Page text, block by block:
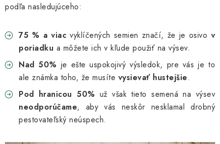
podľa nasledujúceho:
75 % a viac vyklíčených semien značí, že je osivo v
poriadku a môžete ich v kľude použiť na výsev.
Nad 50% je ešte uspokojivý výsledok, pre vás je to
ale známka toho, že musíte vysievať hustejšie.
Pod hranicou 50% už však tieto semená na výsev
neodporúčame, aby vás neskôr nesklamal drobný
pestovateľský neúspech.